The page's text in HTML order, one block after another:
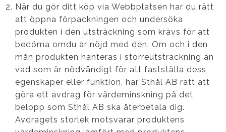
När du gör ditt köp via Webbplatsen har du rätt
att öppna förpackningen och undersöka
produkten i den utsträckning som krävs för att
bedöma omdu är nöjd med den. Om och i den
mån produkten hanteras i störreutsträckning än
vad som är nödvändigt för att fastställa dess
egenskaper eller funktion, har Sthål AB rätt att
göra ett avdrag för värdeminskning på det
belopp som Sthål AB ska återbetala dig.
Avdragets storlek motsvarar produktens